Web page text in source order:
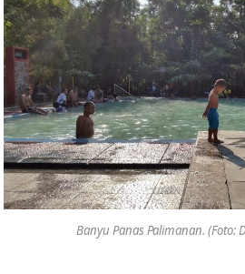
Banyu Panas Palimanan. (Foto: